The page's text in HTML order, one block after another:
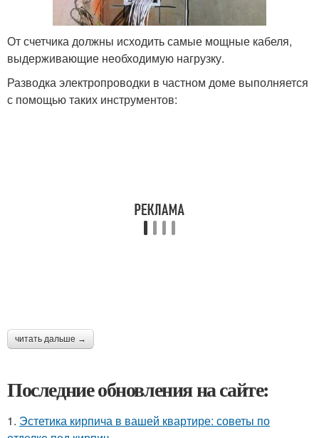
От счетчика должны исходить самые мощные кабеля,
выдерживающие необходимую нагрузку.
Разводка электропроводки в частном доме выполняется
с помощью таких инструментов:
читать дальше →
Последние обновления на сайте:
1. Эстетика кирпича в вашей квартире: советы по